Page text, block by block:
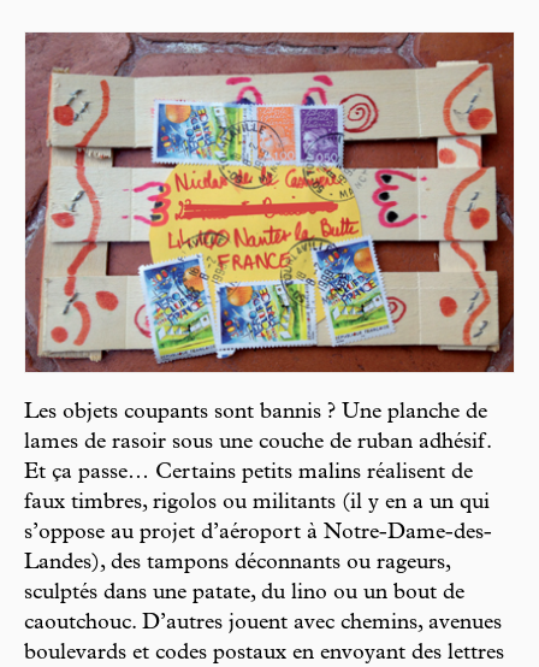
Les objets coupants sont bannis ? Une planche de
lames de rasoir sous une couche de ruban adhésif.
Et ça passe… Certains petits malins réalisent de
faux timbres, rigolos ou militants (il y en a un qui
s’oppose au projet d’aéroport à Notre-Dame-des-
Landes), des tampons déconnants ou rageurs,
sculptés dans une patate, du lino ou un bout de
caoutchouc. D’autres jouent avec chemins, avenues
boulevards et codes postaux en envoyant des lettres